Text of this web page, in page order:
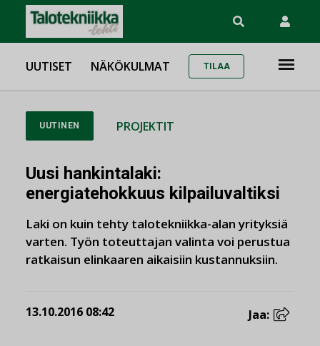
UUTISET NÄKÖKULMAT TILAA
UUTINEN PROJEKTIT
Uusi hankintalaki:
energiatehokkuus kilpailuvaltiksi
Laki on kuin tehty talotekniikka-alan yrityksiä
varten. Työn toteuttajan valinta voi perustua
ratkaisun elinkaaren aikaisiin kustannuksiin.
13.10.2016 08:42 Jaa: